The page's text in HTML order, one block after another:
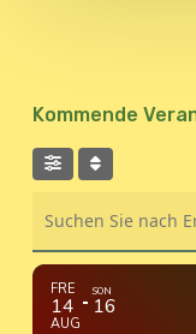
Kommende
FRE
14
AUG
SON
16